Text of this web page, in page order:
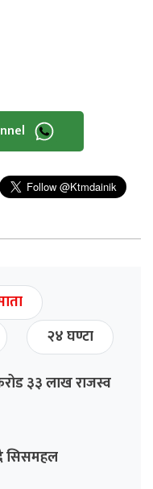
२४ घण्टा
३३ लाख राजस्व
सिसमहल